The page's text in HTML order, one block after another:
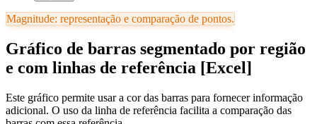
Magnitude: representação e comparação de pontos.
Gráfico de barras segmentado por região
e com linhas de referência [Excel]
Este gráfico permite usar a cor das barras para fornecer informação
adicional. O uso da linha de referência facilita a comparação das